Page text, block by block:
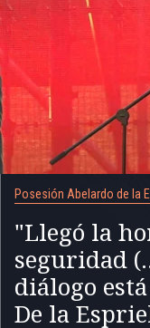
Posesión Abelardo de la
"Llegó la
seguridad
diálogo
De la